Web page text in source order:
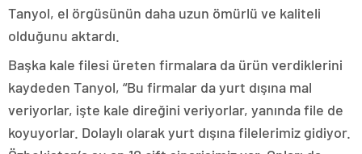
Tanyol, el örgüsünün daha uzun ömürlü ve kaliteli
olduğunu aktardı.
Başka kale filesi üreten firmalara da ürün verdiklerini
kaydeden Tanyol, “Bu firmalar da yurt dışına mal
veriyorlar, işte kale direğini veriyorlar, yanında file de
koyuyorlar. Dolaylı olarak yurt dışına filelerimiz gidiyor.